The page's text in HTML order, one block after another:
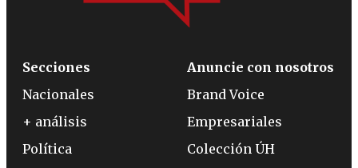
Secciones
Nacionales
+ análisis
Política
Anuncie con nosotros
Brand Voice
Empresariales
Colección ÚH